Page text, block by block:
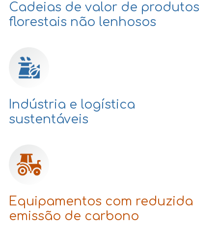
Cadeias de valor de produtos
florestais não lenhosos
Indústria e logística
sustentáveis
Equipamentos com reduzida
emissão de carbono